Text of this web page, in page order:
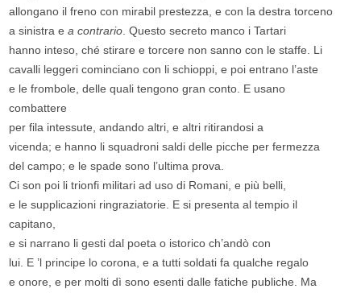
allongano il freno con mirabil prestezza, e con la destra torceno
a sinistra ea contrario. Questo secreto manco i Tartari
hanno inteso, ché stirare e torcere non sanno con le staffe. Li
cavalli leggeri cominciano con li schioppi, e poi entrano l’aste
e le frombole, delle quali tengono gran conto. E usano
combattere
per fila intessute, andando altri, e altri ritirandosi a
vicenda; e hanno li squadroni saldi delle picche per fermezza
del campo; e le spade sono l’ultima prova.
Ci son poi li trionfi militari ad uso di Romani, e più belli,
e le supplicazioni ringraziatorie. E si presenta al tempio il
capitano,
e si narrano li gesti dal poeta o istorico ch’andò con
lui. E ’l principe lo corona, e a tutti soldati fa qualche regalo
e onore, e per molti dì sono esenti dalle fatiche publiche. Ma